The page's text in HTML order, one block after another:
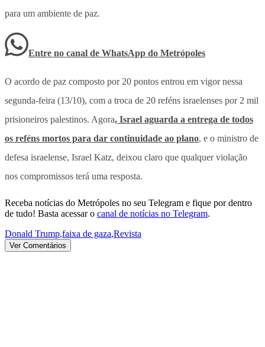
para um ambiente de paz.
Entre no canal de WhatsApp do Metrópoles
O acordo de paz composto por 20 pontos entrou em vigor nessa
segunda-feira (13/10), com a troca de 20 reféns israelenses por 2 mil
prisioneiros palestinos. Agora, Israel aguarda a entrega de todos
os reféns mortos para dar continuidade ao plano, e o ministro de
defesa israelense, Israel Katz, deixou claro que qualquer violação
nos compromissos terá uma resposta.
Receba notícias do Metrópoles no seu Telegram e fique por dentro
de tudo! Basta acessar o canal de notícias no Telegram.
Donald Trump,faixa de gaza,Revista
Ver Comentários